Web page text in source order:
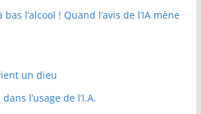
l’alcool ! Quand l’avis de l’IA mène
un dieu
l’usage de l’I.A.